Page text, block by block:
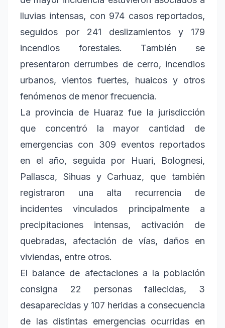
lluvias intensas, con 974 casos reportados,
seguidos por 241 deslizamientos y 179
incendios forestales. También se
presentaron derrumbes de cerro, incendios
urbanos, vientos fuertes, huaicos y otros
fenómenos de menor frecuencia.
La provincia de Huaraz fue la jurisdicción
que concentró la mayor cantidad de
emergencias con 309 eventos reportados
en el año, seguida por Huari, Bolognesi,
Pallasca, Sihuas y Carhuaz, que también
registraron una alta recurrencia de
incidentes vinculados principalmente a
precipitaciones intensas, activación de
quebradas, afectación de vías, daños en
viviendas, entre otros.
El balance de afectaciones a la población
consigna 22 personas fallecidas, 3
desaparecidas y 107 heridas a consecuencia
de las distintas emergencias ocurridas en